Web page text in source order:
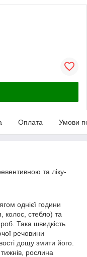
Оплата Умови
та ліку-
однієї години
колос, стебло) та
Така швидкість
речовини
дощу змити його.
рослина